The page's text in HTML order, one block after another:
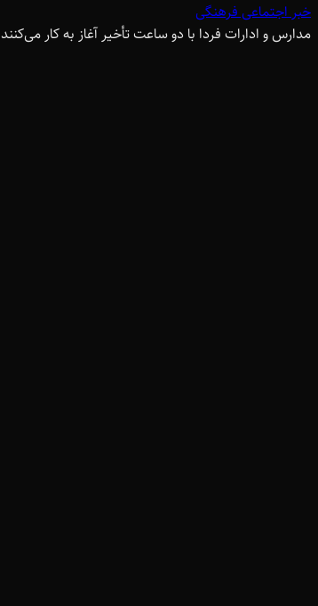
خبر اجتماعی فرهنگی
مدارس و ادارات فردا با دو ساعت تأخیر آغاز به کار می‌کنند